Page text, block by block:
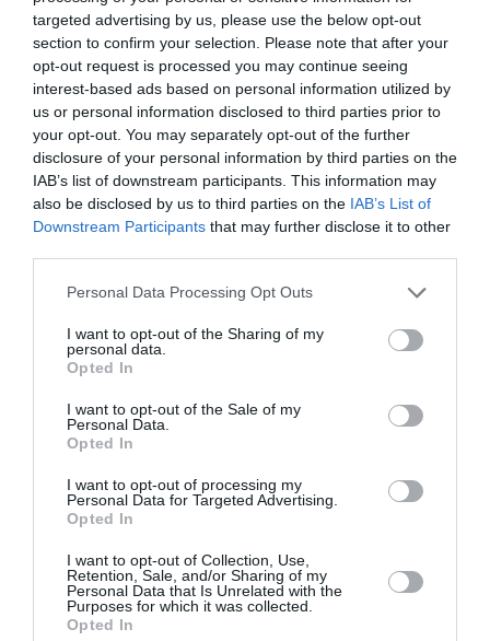
targeted advertising by us, please use the below opt-out
section to confirm your selection. Please note that after your
opt-out request is processed you may continue seeing
interest-based ads based on personal information utilized by
us or personal information disclosed to third parties prior to
your opt-out. You may separately opt-out of the further
disclosure of your personal information by third parties on the
IAB’s list of downstream participants. This information may
also be disclosed by us to third parties on the IAB’s List of
Downstream Participants that may further disclose it to other
Please note that this website/app uses one or more Google
not limited to your visit or usage behaviour. You may click to
grant or deny consent to Google and its third-party tags to
use your data for below specified purposes in below Google
consent section.
Personal Data Processing Opt Outs
I want to opt-out of the Sharing of my
personal data.
Opted In
I want to opt-out of the Sale of my
Personal Data.
Opted In
I want to opt-out of processing my
Personal Data for Targeted Advertising.
Opted In
I want to opt-out of Collection, Use,
Retention, Sale, and/or Sharing of my
Personal Data that Is Unrelated with the
Purposes for which it was collected.
Opted In
Eurobank: Η ανθεκτικότητα της ελληνικής οικονομίας
διατηρείται παρά το γεωπολιτικό σοκ στη Μέση Ανατολή
Χατζηδάκης: «Ό,τι δεν αναρτάται δεν ισχύει» -
Υποχρεωτική ανάρτηση όλων των εγκυκλίων στο Δημόσιο
Προσοχή στις μεταφορές χρημάτων: Πότε η ΑΑΔΕ τις
χαρακτηρίζει δωρεές
ΟΛΕΣ ΟΙ ΕΙΔΗΣΕΙΣ →
διαβάστε ακόμη